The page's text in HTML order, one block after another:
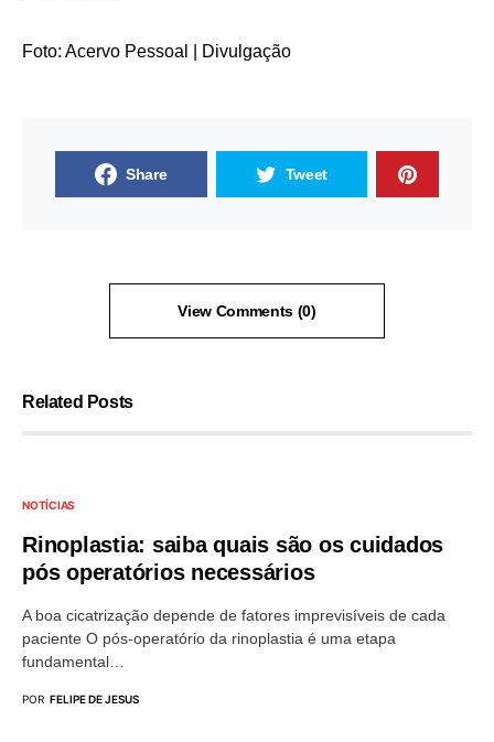
Foto: Acervo Pessoal | Divulgação
Share Tweet
View Comments (0)
Related Posts
NOTÍCIAS
Rinoplastia: saiba quais são os cuidados
pós operatórios necessários
A boa cicatrização depende de fatores imprevisíveis de cada
paciente O pós-operatório da rinoplastia é uma etapa
fundamental…
POR FELIPE DE JESUS